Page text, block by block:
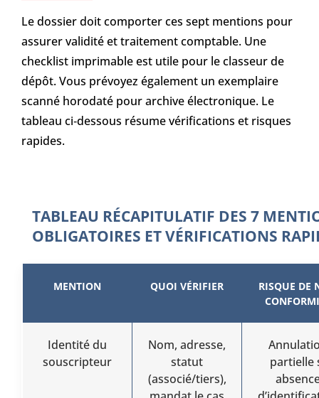
Le dossier doit comporter ces sept mentions pour
assurer validité et traitement comptable. Une
checklist imprimable est utile pour le classeur de
dépôt. Vous prévoyez également un exemplaire
scanné horodaté pour archive électronique. Le
tableau ci‑dessous résume vérifications et risques
rapides.
TABLEAU RÉCAPITULATIF DES 7
OBLIGATOIRES ET VÉRIFICATIONS
MENTION QUOI VÉRIFIER
RISQUE DE
Identité du
souscripteur
Nom, adresse,
statut
(associé/tiers),
partielle